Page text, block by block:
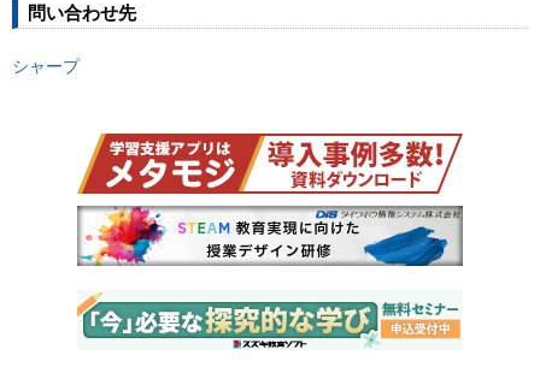
問い合わせ先
シャープ